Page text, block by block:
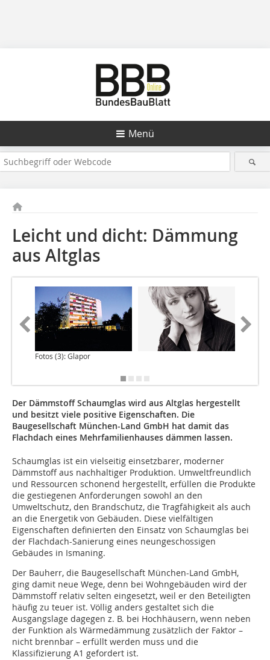
Menü
Leicht und dicht: Dämmung
aus Altglas
Fotos (3): Glapor
Der Dämmstoff Schaumglas wird aus Altglas hergestellt
und besitzt viele positive Eigenschaften. Die
Baugesellschaft München-Land GmbH hat damit das
Flachdach eines Mehrfamilienhauses dämmen lassen.
Schaumglas ist ein vielseitig einsetzbarer, moderner
Dämmstoff aus nachhaltiger Produktion. Umweltfreundlich
und Ressourcen schonend hergestellt, erfüllen die Produkte
die gestiegenen Anforderungen sowohl an den
Umweltschutz, den Brandschutz, die Tragfähigkeit als auch
an die Energetik von Gebäuden. Diese vielfältigen
Eigenschaften definierten den Einsatz von Schaumglas bei
der Flachdach-Sanierung eines neungeschossigen
Gebäudes in Ismaning.
Der Bauherr, die Baugesellschaft München-Land GmbH,
ging damit neue Wege, denn bei Wohngebäuden wird der
Dämmstoff relativ selten eingesetzt, weil er den Beteiligten
häufig zu teuer ist. Völlig anders gestaltet sich die
Ausgangslage dagegen z. B. bei Hochhäusern, wenn neben
der Funktion als Wärmedämmung zusätzlich der Faktor –
nicht brennbar – erfüllt werden muss und die
Klassifizierung A1 gefordert ist.